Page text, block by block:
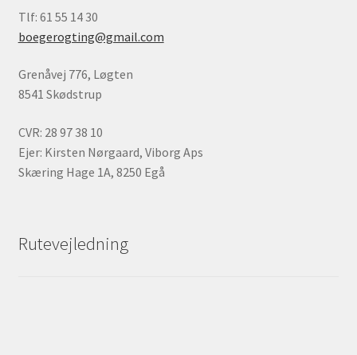
Tlf: 61 55 14 30
boegerogting@gmail.com
Grenåvej 776, Løgten
8541 Skødstrup
CVR: 28 97 38 10
Ejer: Kirsten Nørgaard, Viborg Aps
Skæring Hage 1A, 8250 Egå
Rutevejledning